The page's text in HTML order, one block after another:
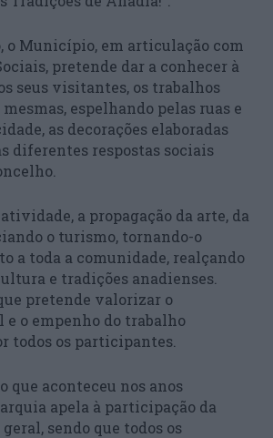
o Município, em articulação com
pretende dar a conhecer à
seus visitantes, os trabalhos
espelhando pelas ruas e
as decorações elaboradas
diferentes respostas sociais
a propagação da arte, da
o turismo, tornando-o
a toda a comunidade, realçando
e tradições anadienses.
pretende valorizar o
o empenho do trabalho
todos os participantes.
que aconteceu nos anos
apela à participação da
sendo que todos os